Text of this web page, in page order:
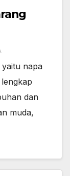
napa
dan
muda,